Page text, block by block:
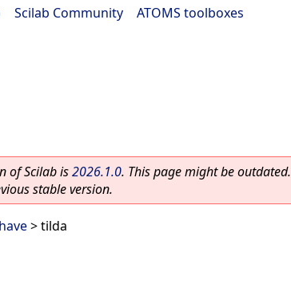
Scilab Community ATOMS toolboxes
of Scilab is2026.1.0. This page might be outdated.
stable version.
> tilda